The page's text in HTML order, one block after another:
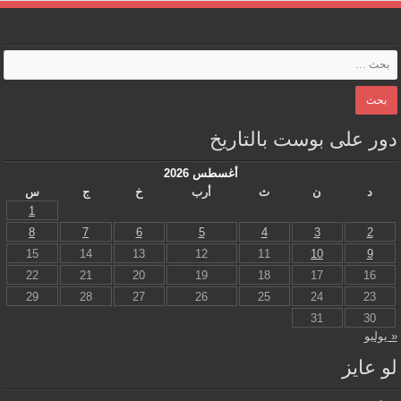
دور على بوست بالتاريخ
أغسطس 2026
د
ن ث أرب خ ج
س
1
2
3
4
5
6
7
8
9
10
11
12
13
14
15
16
17
18
19
20
21
22
23
24
25
26
27
28
29
30
31
« يوليو
لو عايز